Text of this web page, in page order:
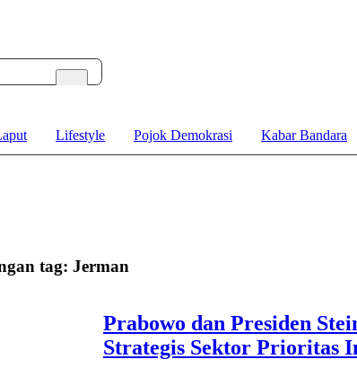
Lifestyle Pojok Demokrasi Kabar Bandara
tag: Jerman
Prabowo dan Presiden
Strategis Sektor Prioritas